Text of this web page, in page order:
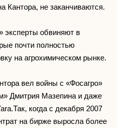
Кантора, не заканчиваются.
эксперты обвиняют в
почти полностью
на агрохимическом рынке.
вел войны с «Фосагро»
Дмитрия Мазепина и даже
когда с декабря 2007
на бирже выросла более